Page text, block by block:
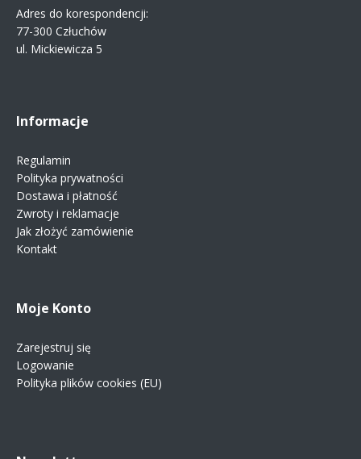
Adres do korespondencji:
77-300 Człuchów
ul. Mickiewicza 5
Informacje
Regulamin
Polityka prywatności
Dostawa i płatność
Zwroty i reklamacje
Jak złożyć zamówienie
Kontakt
Moje Konto
Zarejestruj się
Logowanie
Polityka plików cookies (EU)